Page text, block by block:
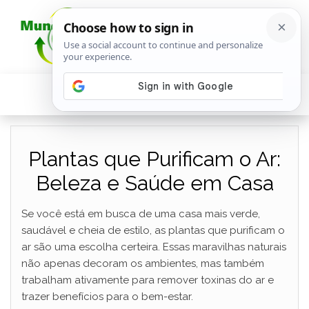
Plantas que Purificam o Ar:
Beleza e Saúde em Casa
Se você está em busca de uma casa mais verde,
saudável e cheia de estilo, as plantas que purificam o
ar são uma escolha certeira. Essas maravilhas naturais
não apenas decoram os ambientes, mas também
trabalham ativamente para remover toxinas do ar e
trazer benefícios para o bem-estar.